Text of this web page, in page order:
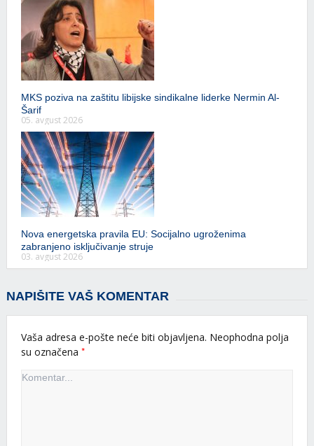
MKS poziva na zaštitu libijske sindikalne liderke Nermin Al-
Šarif
05. avgust 2026
Nova energetska pravila EU: Socijalno ugroženima
zabranjeno isključivanje struje
03. avgust 2026
NAPIŠITE VAŠ KOMENTAR
Vaša adresa e-pošte neće biti objavljena. Neophodna polja
su označena *